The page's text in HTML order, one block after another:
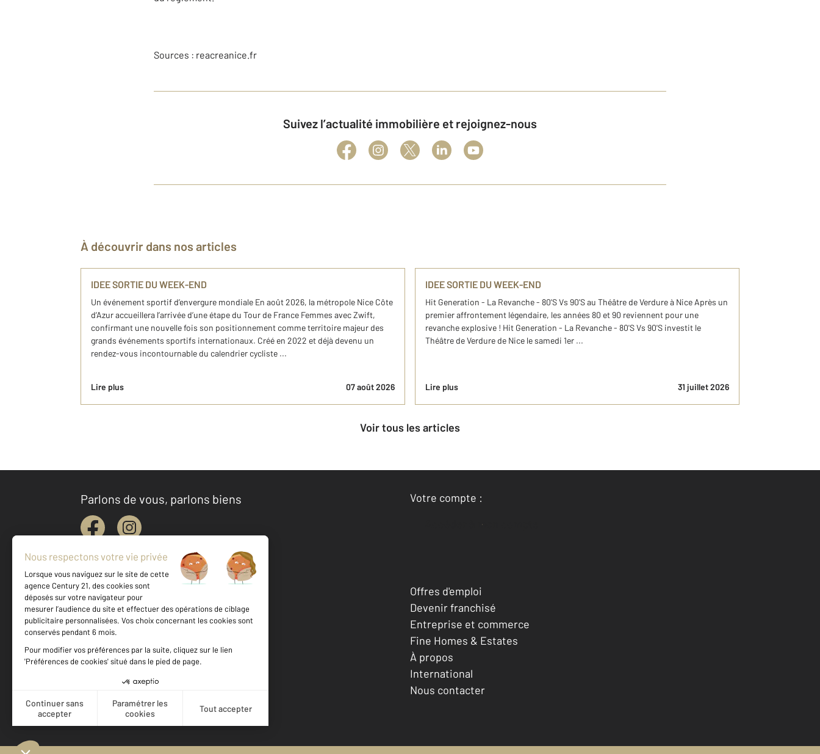
Sources : reacreanice.fr
Suivez l’actualité immobilière et rejoignez-nous
À découvrir dans nos articles
IDEE SORTIE DU WEEK-END
Un événement sportif d’envergure mondiale En août 2026, la métropole Nice Côte
d’Azur accueillera l’arrivée d’une étape du Tour de France Femmes avec Zwift,
confirmant une nouvelle fois son positionnement comme territoire majeur des
grands événements sportifs internationaux. Créé en 2022 et déjà devenu un
rendez-vous incontournable du calendrier cycliste ...
Lire plus 07 août 2026
IDEE SORTIE DU WEEK-END
Hit Generation - La Revanche - 80'S Vs 90'S au Théâtre de Verdure à Nice Après un
premier affrontement légendaire, les années 80 et 90 reviennent pour une
revanche explosive ! Hit Generation - La Revanche - 80'S Vs 90'S investit le
Théâtre de Verdure de Nice le samedi 1er ...
Lire plus 31 juillet 2026
Voir tous les articles
Parlons de vous, parlons biens
Votre compte :
Accéder à mon compte
Votre agence est notée
Achat
Offres d'emploi
Devenir franchisé
Entreprise et commerce
Fine Homes & Estates
À propos
International
Nous contacter